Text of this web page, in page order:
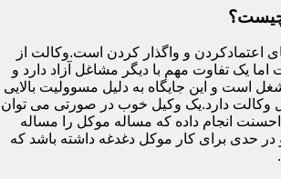
اعتمادکردن و واگذار کردن است.وکالت از
یک تفاوت مهم با دیگر مشاغل آزاد دارد و
است و این جایگاه به دلیل مسوولیت بالایی
وکالت دارد.یک وکیل خوب در صورتی می توان
انجام داده که مساله موکل را مساله
حدی برای کار موکل دغدغه داشته باشد که